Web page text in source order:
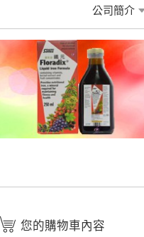
公司簡介
您的購物車內容